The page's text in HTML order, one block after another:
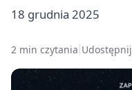
18 grudnia 2025
2 min czytania Udostępnij